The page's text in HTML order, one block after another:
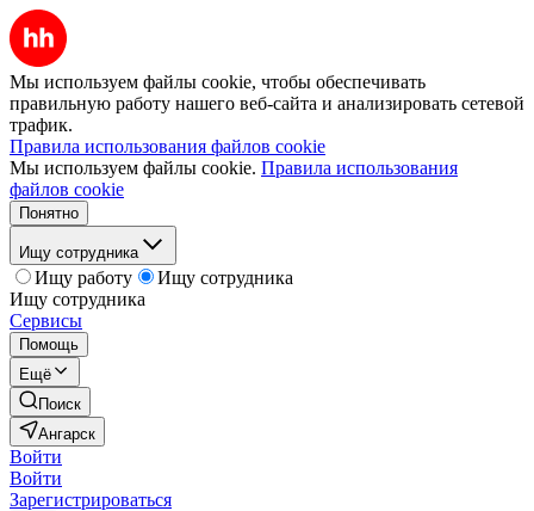
Мы используем файлы cookie, чтобы обеспечивать
правильную работу нашего веб-сайта и анализировать сетевой
трафик.
Правила использования файлов cookie
Мы используем файлы cookie. Правила использования
файлов cookie
Понятно
Ищу сотрудника
Ищу работу
Ищу сотрудника
Ищу сотрудника
Сервисы
Помощь
Ещё
Поиск
Ангарск
Войти
Войти
Зарегистрироваться